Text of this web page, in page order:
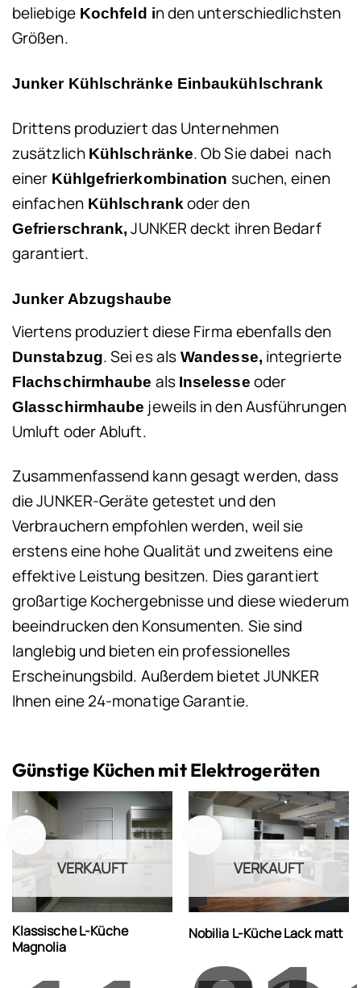
beliebigeKochfeld in den unterschiedlichsten
Größen.
Junker Kühlschränke Einbaukühlschrank
Drittens produziert das Unternehmen
zusätzlich Kühlschränke. Ob Sie dabei nach
einer Kühlgefrierkombination suchen, einen
einfachenKühlschrankoder den
Gefrierschrank, JUNKER deckt ihren Bedarf
garantiert.
Junker Abzugshaube
Viertens produziert diese Firma ebenfalls den
Dunstabzug. Sei es alsWandesse, integrierte
Flachschirmhaube als Inselesse oder
Glasschirmhaube jeweils in den Ausführungen
Umluft oder Abluft.
Zusammenfassend kann gesagt werden, dass
die JUNKER-Geräte getestet und den
Verbrauchern empfohlen werden, weil sie
erstens eine hohe Qualität und zweitens eine
effektive Leistung besitzen. Dies garantiert
großartige Kochergebnisse und diese wiederum
beeindrucken den Konsumenten. Sie sind
langlebig und bieten ein professionelles
Erscheinungsbild. Außerdem bietet JUNKER
Ihnen eine 24-monatige Garantie.
Günstige Küchen mit Elektrogeräten
VERKAUFT
Klassische L-Küche
Magnolia
VERKAUFT
Nobilia L-Küche Lack matt